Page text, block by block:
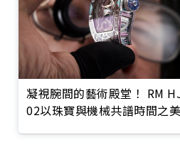
凝視腕間的藝術殿堂！ RM HJ-
02以珠寶與機械共譜時間之美